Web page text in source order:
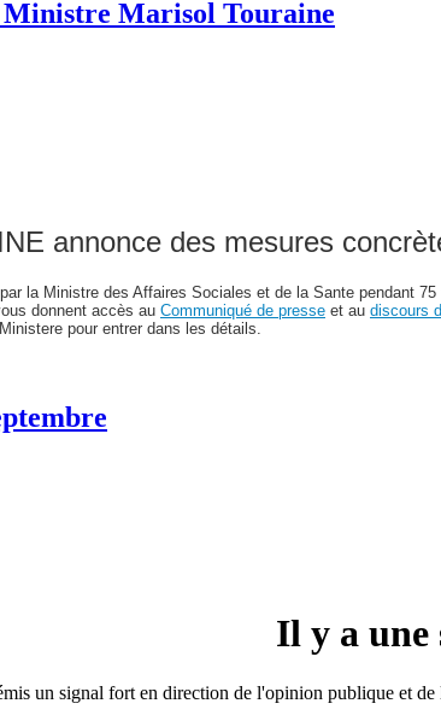
Ministre Marisol Touraine
annonce des mesures
la Ministre des Affaires Sociales et de la Sante pendant 75
donnent accès au Communiqué de presse et au discours
pour entrer dans les détails.
Il y a
un signal fort en direction de l'opinion publique et